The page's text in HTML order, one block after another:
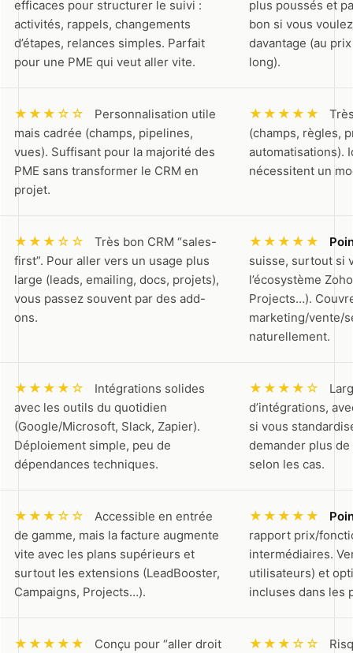
efficaces pour structurer le suivi :
activités, rappels, changements
d’étapes, relances simples. Parfait
pour une PME qui veut aller vite.
plus poussés et
bon si vous
davantage (au
long).
★★★☆☆
Personnalisation utile
mais cadrée (champs, pipelines,
vues). Suffisant pour la majorité des
PME sans transformer le CRM en
projet.
★★★★★
(champs, règles,
automatisations).
nécessitent un
★★★☆☆
Très bon CRM “sales-
first”. Pour aller vers un usage plus
large (leads, emailing, docs, projets),
vous passez souvent par des add-
ons.
★★★★★
suisse, surtout si
l’écosystème
Projects…).
marketing/vente/
naturellement.
★★★★☆
Intégrations solides
avec les outils du quotidien
(Google/Microsoft, Slack, Zapier).
Déploiement simple, peu de
dépendances techniques.
★★★★☆
d’intégrations,
si vous
demander plus
selon les cas.
★★★☆☆
Accessible en entrée
de gamme, mais la facture augmente
vite avec les plans supérieurs et
surtout les extensions (LeadBooster,
Campaigns, Projects…).
★★★★★
rapport prix/
intermédiaires.
utilisateurs) et
incluses dans les
★★★★★
Conçu pour “aller droit
★★★☆☆